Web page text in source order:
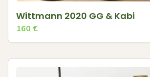
Wittmann 2020 GG & Kabi
160 €